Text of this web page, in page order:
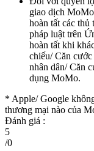
giao dịch
hoàn tất các thủ
pháp luật trên
hoàn tất khi
chiếu/ Căn
nhân dân/ Căn
dụng MoMo.
* Apple/ Google
thương mại nào của
Đánh giá :
5
/0